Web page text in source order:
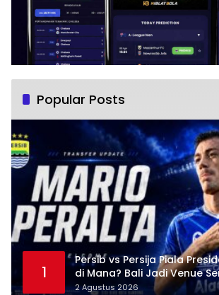
Popular Posts
1
Persib vs Persija Piala
di Mana? Bali Jadi Venue
Ritmenya Beda
2 Agustus 2026